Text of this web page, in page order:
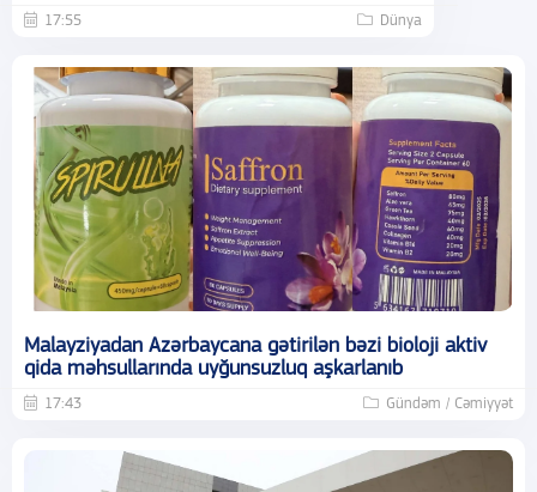
17:55 Dünya
Malayziyadan Azərbaycana gətirilən bəzi bioloji aktiv
qida məhsullarında uyğunsuzluq aşkarlanıb
17:43 Gündəm / Cəmiyyət